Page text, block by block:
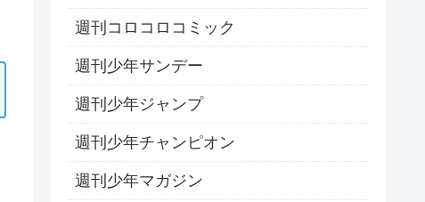
週刊コロコロコミック
週刊少年サンデー
週刊少年ジャンプ
週刊少年チャンピオン
週刊少年マガジン